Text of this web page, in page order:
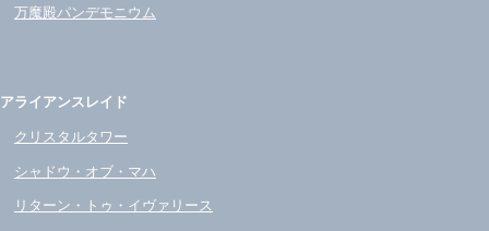
万魔殿パンデモニウム
アライアンスレイド
クリスタルタワー
シャドウ・オブ・マハ
リターン・トゥ・イヴァリース